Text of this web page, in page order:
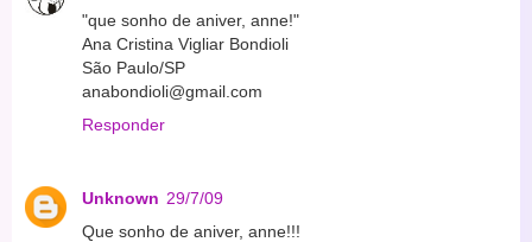
"que sonho de aniver, anne!"
Ana Cristina Vigliar Bondioli
São Paulo/SP
anabondioli@gmail.com
Responder
Unknown 29/7/09
Que sonho de aniver, anne!!!